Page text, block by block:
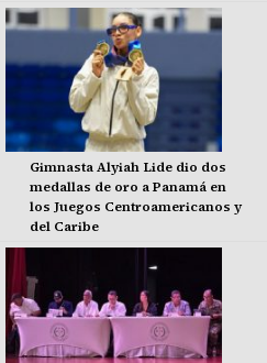
Gimnasta Alyiah Lide dio dos
medallas de oro a Panamá en
los Juegos Centroamericanos y
del Caribe